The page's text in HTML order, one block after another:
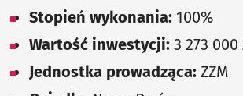
Stopień wykonania: 100%
Wartość inwestycji: 3 273 000
Jednostka prowadząca: ZZM